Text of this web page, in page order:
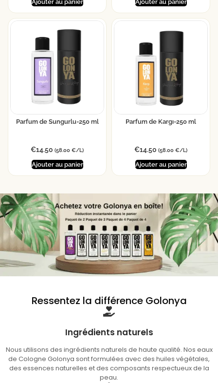
Ajouter au panier Ajouter au panier
Parfum de Sungurlu-250 ml
€14.50 (58.00 €/L)
Ajouter au panier
Parfum de Kargı-250 ml
€14.50 (58.00 €/L)
Ajouter au panier
Ressentez la différence Golonya
Ingrédients naturels
Nous utilisons des ingrédients naturels de haute qualité. Nos eaux
de Cologne Golonya sont formulées avec des huiles végétales,
des essences naturelles et des composants respectueux de la
peau.